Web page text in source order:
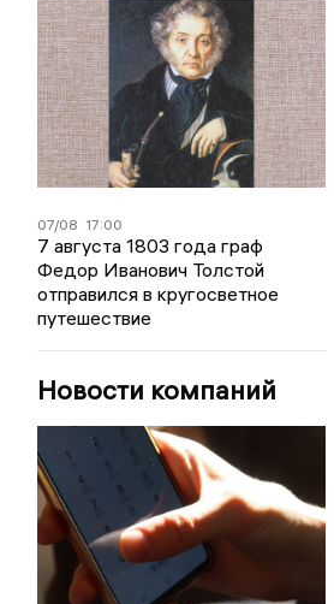
07/08 17:00
7 августа 1803 года граф
Федор Иванович Толстой
отправился в кругосветное
путешествие
Новости компаний